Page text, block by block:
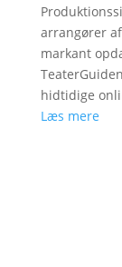
arrangører
markant
hidtidige
Læs mere